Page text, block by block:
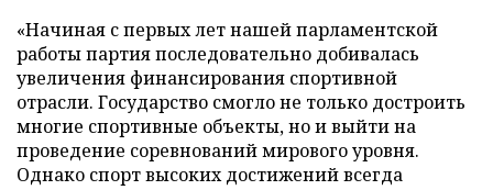
«Начиная с первых лет нашей парламентской
работы партия последовательно добивалась
увеличения финансирования спортивной
отрасли. Государство смогло не только достроить
многие спортивные объекты, но и выйти на
проведение соревнований мирового уровня.
Однако спорт высоких достижений всегда